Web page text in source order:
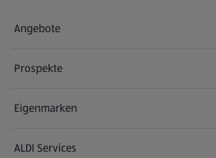
Angebote
Prospekte
Eigenmarken
ALDI Services